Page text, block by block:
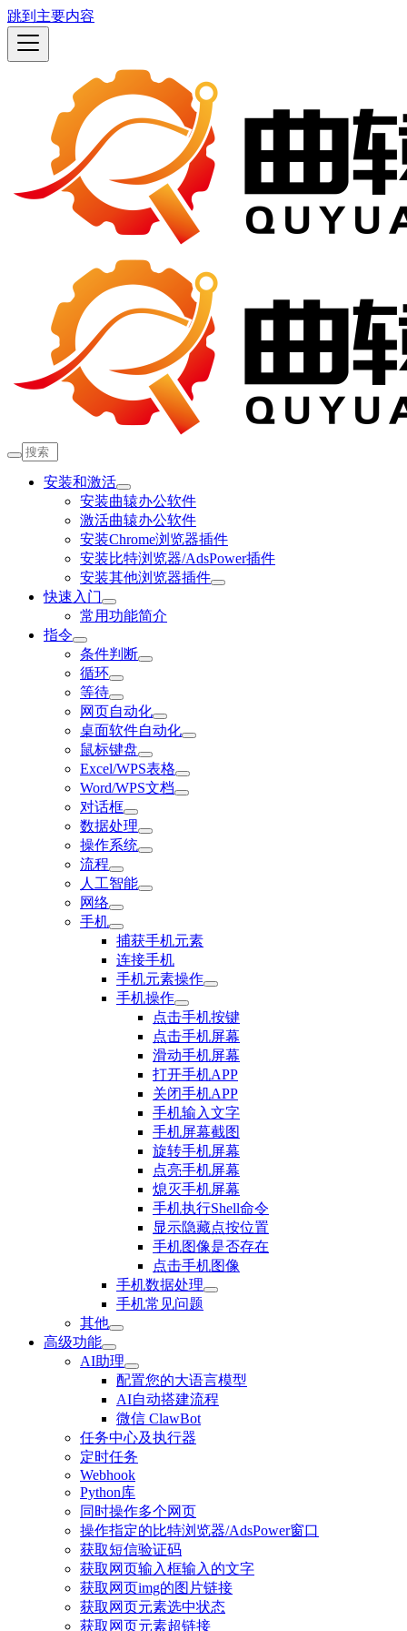
跳到主要内容
安装和激活
安装曲辕办公软件
激活曲辕办公软件
安装Chrome浏览器插件
安装比特浏览器/AdsPower插件
安装其他浏览器插件
快速入门
常用功能简介
指令
条件判断
循环
等待
网页自动化
桌面软件自动化
鼠标键盘
Excel/WPS表格
Word/WPS文档
对话框
数据处理
操作系统
流程
人工智能
网络
手机
捕获手机元素
连接手机
手机元素操作
手机操作
点击手机按键
点击手机屏幕
滑动手机屏幕
打开手机APP
关闭手机APP
手机输入文字
手机屏幕截图
旋转手机屏幕
点亮手机屏幕
熄灭手机屏幕
手机执行Shell命令
显示隐藏点按位置
手机图像是否存在
点击手机图像
手机数据处理
手机常见问题
其他
高级功能
AI助理
配置您的大语言模型
AI自动搭建流程
微信 ClawBot
任务中心及执行器
定时任务
Webhook
Python库
同时操作多个网页
操作指定的比特浏览器/AdsPower窗口
获取短信验证码
获取网页输入框输入的文字
获取网页img的图片链接
获取网页元素选中状态
获取网页元素超链接